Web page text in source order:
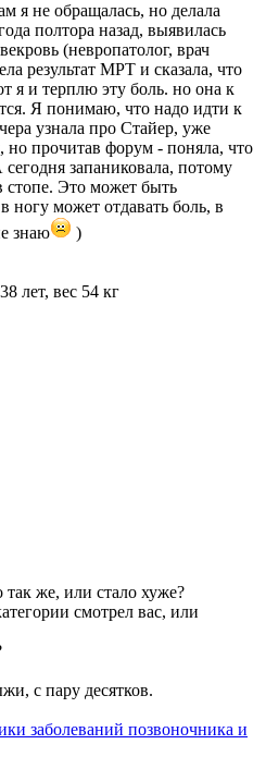
я не обращалась, но делала
полтора назад, выявилась
(невропатолог, врач
результат МРТ и сказала, что
я и терплю эту боль. но она к
Я понимаю, что надо идти к
узнала про Стайер, уже
но прочитав форум - поняла, что
сегодня запаниковала, потому
стопе. Это может быть
ногу может отдавать боль, в
знаю
)
лет, вес 54 кг
же, или стало хуже?
смотрел вас, или
с пару десятков.
заболеваний позвоночника и